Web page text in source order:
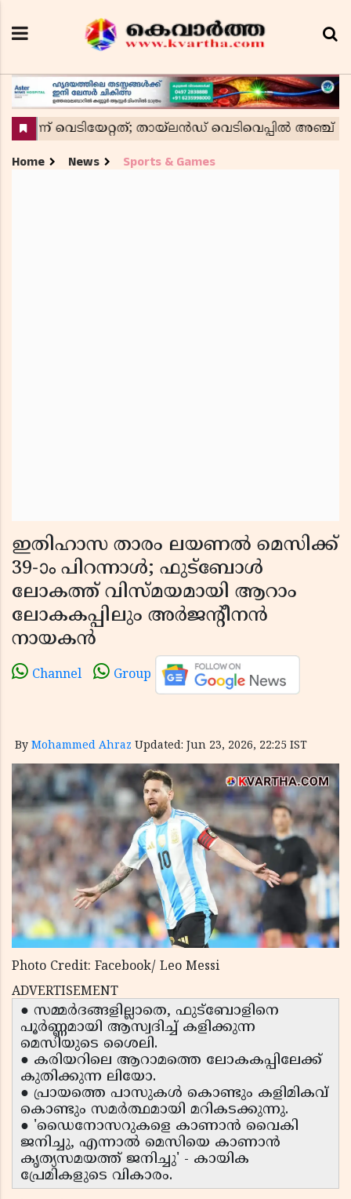
Home News Sports & Games
ഇതിഹാസ താരം ലയണൽ മെസിക്ക്
39-ാം പിറന്നാൾ; ഫുട്ബോൾ
ലോകത്ത് വിസ്മയമായി ആറാം
ലോകകപ്പിലും അർജൻ്റീനൻ
നായകൻ
Channel Group
By Mohammed Ahraz Updated: Jun 23, 2026, 22:25 IST
Photo Credit: Facebook/ Leo Messi
ADVERTISEMENT
● സമ്മർദങ്ങളില്ലാതെ, ഫുട്ബോളിനെ
പൂർണ്ണമായി ആസ്വദിച്ച് കളിക്കുന്ന
മെസിയുടെ ശൈലി.
● കരിയറിലെ ആറാമത്തെ ലോകകപ്പിലേക്ക്
കുതിക്കുന്ന ലിയോ.
● പ്രായത്തെ പാസുകൾ കൊണ്ടും കളിമികവ്
കൊണ്ടും സമർത്ഥമായി മറികടക്കുന്നു.
● 'ഡൈനോസറുകളെ കാണാൻ വൈകി
ജനിച്ചു, എന്നാൽ മെസിയെ കാണാൻ
കൃത്യസമയത്ത് ജനിച്ചു' - കായിക
പ്രേമികളുടെ വികാരം.